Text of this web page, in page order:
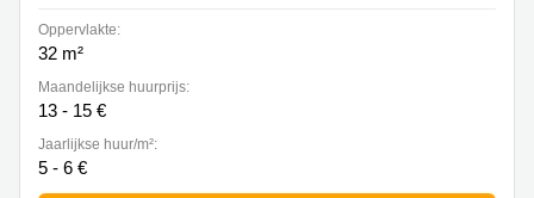
Oppervlakte:
32 m²
Maandelijkse huurprijs:
13 - 15 €
Jaarlijkse huur/m²:
5 - 6 €